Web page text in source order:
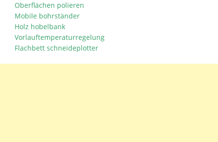
Oberflächen polieren
Mobile bohrständer
Holz hobelbank
Vorlauftemperaturregelung
Flachbett schneideplotter